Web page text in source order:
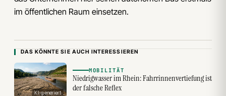
im öffentlichen Raum einsetzen.
DAS KÖNNTE SIE AUCH INTERESSIEREN
KI-generiert
MOBILITÄT
Niedrigwasser im Rhein: Fahrrinnenvertiefung ist
der falsche Reflex